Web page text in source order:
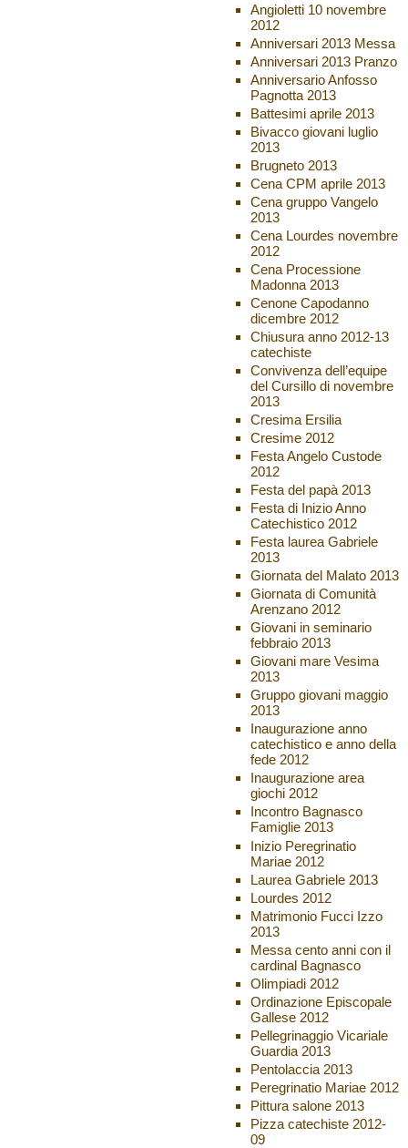
Angioletti 10 novembre
2012
Anniversari 2013 Messa
Anniversari 2013 Pranzo
Anniversario Anfosso
Pagnotta 2013
Battesimi aprile 2013
Bivacco giovani luglio
2013
Brugneto 2013
Cena CPM aprile 2013
Cena gruppo Vangelo
2013
Cena Lourdes novembre
2012
Cena Processione
Madonna 2013
Cenone Capodanno
dicembre 2012
Chiusura anno 2012-13
catechiste
Convivenza dell’equipe
del Cursillo di novembre
2013
Cresima Ersilia
Cresime 2012
Festa Angelo Custode
2012
Festa del papà 2013
Festa di Inizio Anno
Catechistico 2012
Festa laurea Gabriele
2013
Giornata del Malato 2013
Giornata di Comunità
Arenzano 2012
Giovani in seminario
febbraio 2013
Giovani mare Vesima
2013
Gruppo giovani maggio
2013
Inaugurazione anno
catechistico e anno della
fede 2012
Inaugurazione area
giochi 2012
Incontro Bagnasco
Famiglie 2013
Inizio Peregrinatio
Mariae 2012
Laurea Gabriele 2013
Lourdes 2012
Matrimonio Fucci Izzo
2013
Messa cento anni con il
cardinal Bagnasco
Olimpiadi 2012
Ordinazione Episcopale
Gallese 2012
Pellegrinaggio Vicariale
Guardia 2013
Pentolaccia 2013
Peregrinatio Mariae 2012
Pittura salone 2013
Pizza catechiste 2012-
09